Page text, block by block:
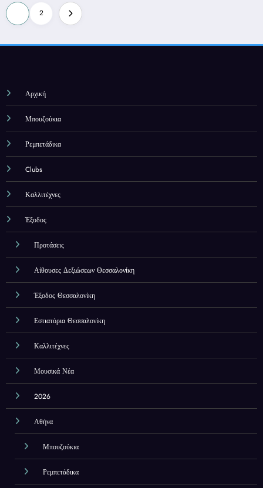
Σελιδοποίηση
άρθρων
2
Αρχική
Μπουζούκια
Ρεμπετάδικα
Clubs
Καλλιτέχνες
Έξοδος
Προτάσεις
Αίθουσες Δεξιώσεων Θεσσαλονίκη
Έξοδος Θεσσαλονίκη
Εστιατόρια Θεσσαλονίκη
Καλλιτέχνες
Μουσικά Νέα
2026
Αθήνα
Μπουζούκια
Ρεμπετάδικα